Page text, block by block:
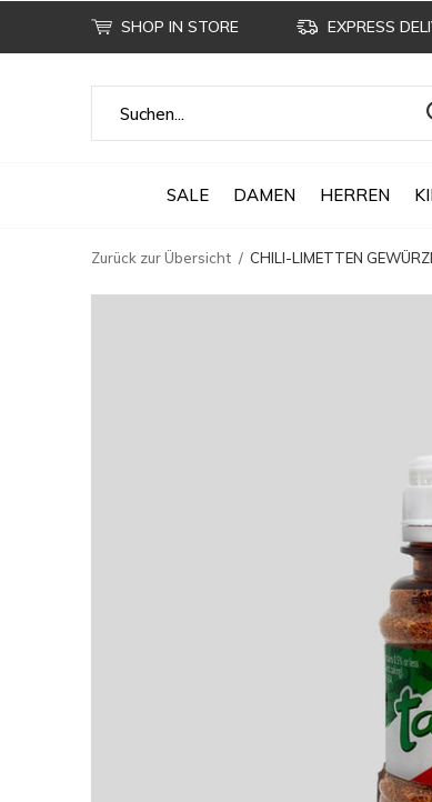
SALE DAMEN HERREN
SHOP IN STORE EXPRESS
Zurück zur Übersicht CHILI-LIMETTEN